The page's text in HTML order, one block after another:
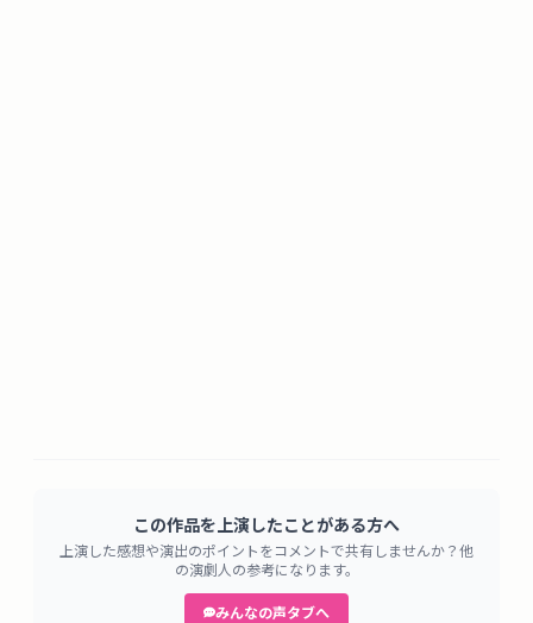
この作品を上演したことがある方へ
上演した感想や演出のポイントをコメントで共有しませんか？他
の演劇人の参考になります。
みんなの声タブへ